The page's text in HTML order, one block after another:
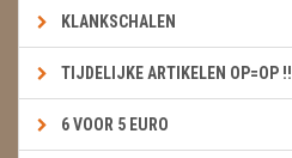
KLANKSCHALEN
TIJDELIJKE ARTIKELEN OP=OP !!
6 VOOR 5 EURO